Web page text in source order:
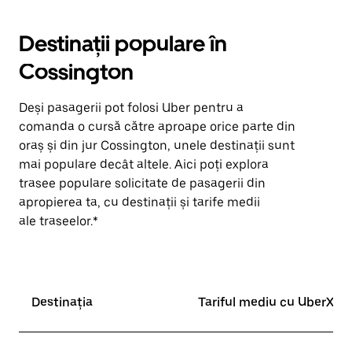
Destinații populare în
Cossington
Deși pasagerii pot folosi Uber pentru a
comanda o cursă către aproape orice parte din
oraș și din jur Cossington, unele destinații sunt
mai populare decât altele. Aici poți explora
trasee populare solicitate de pasagerii din
apropierea ta, cu destinații și tarife medii
ale traseelor.*
Destinația Tariful mediu cu UberX*